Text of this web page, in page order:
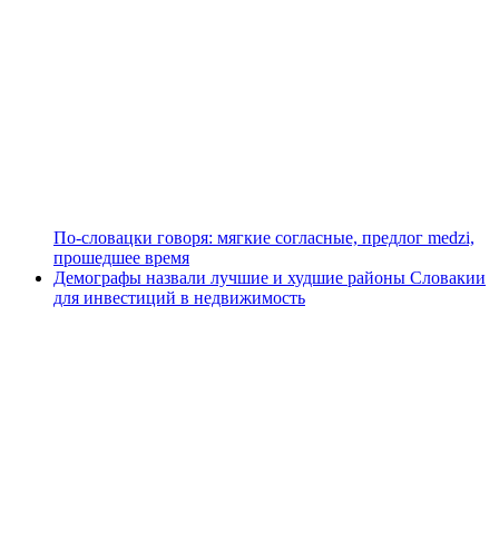
По-словацки говоря: мягкие согласные, предлог medzi,
прошедшее время
Демографы назвали лучшие и худшие районы Словакии
для инвестиций в недвижимость